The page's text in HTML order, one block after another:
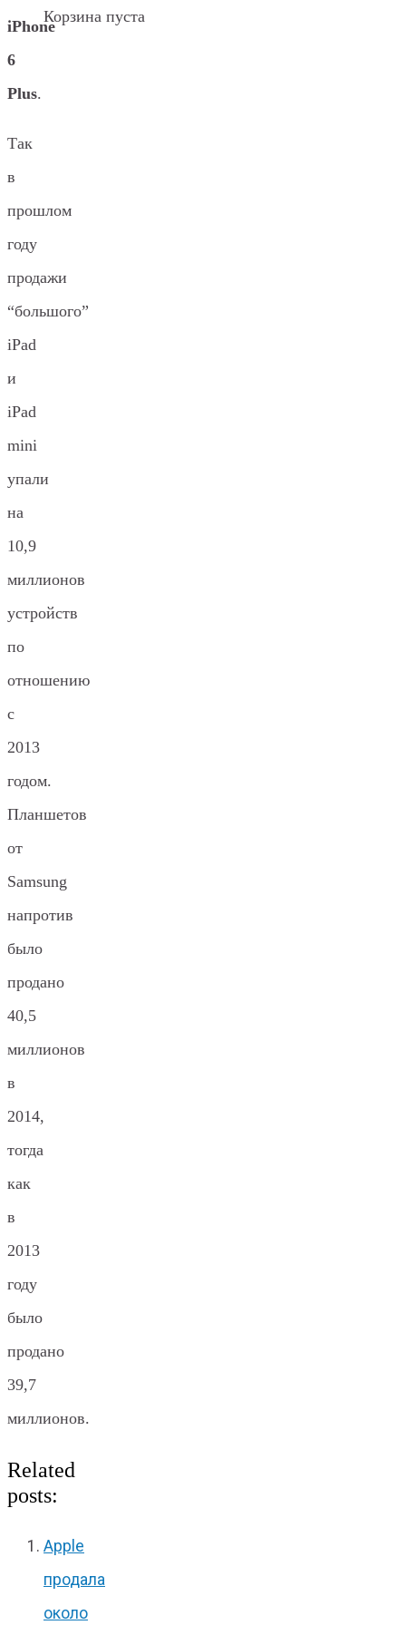
Корзина пуста
iPhone
6
Plus.
Так
в
прошлом
году
продажи
“большого”
iPad
и
iPad
mini
упали
на
10,9
миллионов
устройств
по
отношению
с
2013
годом.
Планшетов
от
Samsung
напротив
было
продано
40,5
миллионов
в
2014,
тогда
как
в
2013
году
было
продано
39,7
миллионов.
Related
posts:
Apple
продала
около